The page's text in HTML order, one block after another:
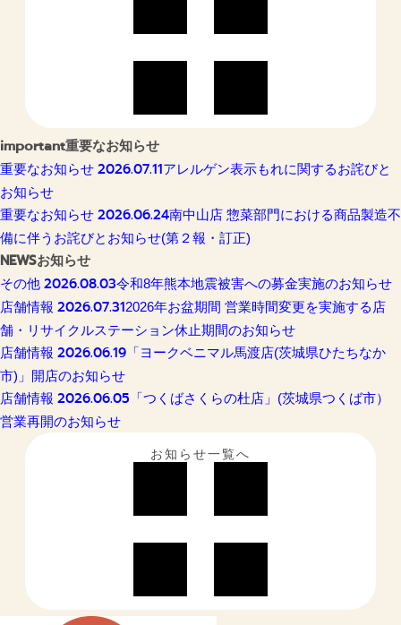
important重要なお知らせ
重要なお知らせ 2026.07.11アレルゲン表示もれに関するお詫びと
お知らせ
重要なお知らせ 2026.06.24南中山店 惣菜部門における商品製造不
備に伴うお詫びとお知らせ(第２報・訂正)
NEWSお知らせ
その他 2026.08.03令和8年熊本地震被害への募金実施のお知らせ
店舗情報 2026.07.312026年お盆期間 営業時間変更を実施する店
舗・リサイクルステーション休止期間のお知らせ
店舗情報 2026.06.19 「ヨークベニマル馬渡店(茨城県ひたちなか
市)」開店のお知らせ
店舗情報 2026.06.05 「つくばさくらの杜店」(茨城県つくば市）
営業再開のお知らせ
お知らせ一覧へ